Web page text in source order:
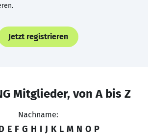
Jetzt registrieren
Mitglieder, von A bis Z
Nachname:
E F G H I J K L M N O P